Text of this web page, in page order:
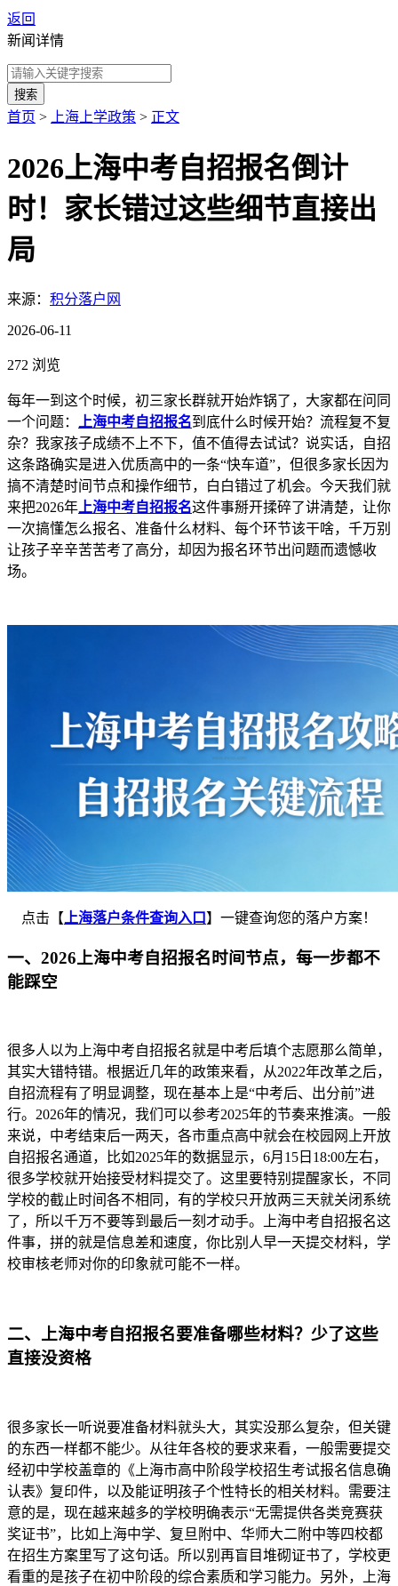
返回
新闻详情
搜索
首页 > 上海上学政策 > 正文
2026上海中考自招报名倒计
时！家长错过这些细节直接出
局
来源： 积分落户网
2026-06-11
272 浏览
每年一到这个时候，初三家长群就开始炸锅了，大家都在问同
一个问题：
上海中考自招报名到底什么时候开始？流程复不复
杂？我家孩子成绩不上不下，值不值得去试试？说实话，自招
这条路确实是进入优质高中的一条“快车道”，但很多家长因为
搞不清楚时间节点和操作细节，白白错过了机会。今天我们就
来把2026年 上海中考自招报名这件事掰开揉碎了讲清楚，让你
一次搞懂怎么报名、准备什么材料、每个环节该干啥，千万别
让孩子辛辛苦苦考了高分，却因为报名环节出问题而遗憾收
场。
点击【 上海落户条件查询入口 】一键查询您的落户方案！
一、2026上海中考自招报名时间节点，每一步都不
能踩空
很多人以为上海中考自招报名就是中考后填个志愿那么简单，
其实大错特错。根据近几年的政策来看，从2022年改革之后，
自招流程有了明显调整，现在基本上是“中考后、出分前”进
行。2026年的情况，我们可以参考2025年的节奏来推演。一般
来说，中考结束后一两天，各市重点高中就会在校园网上开放
自招报名通道，比如2025年的数据显示，6月15日18:00左右，
很多学校就开始接受材料提交了。这里要特别提醒家长，不同
学校的截止时间各不相同，有的学校只开放两三天就关闭系统
了，所以千万不要等到最后一刻才动手。上海中考自招报名这
件事，拼的就是信息差和速度，你比别人早一天提交材料，学
校审核老师对你的印象就可能不一样。
二、上海中考自招报名要准备哪些材料？少了这些
直接没资格
很多家长一听说要准备材料就头大，其实没那么复杂，但关键
的东西一样都不能少。从往年各校的要求来看，一般需要提交
经初中学校盖章的《上海市高中阶段学校招生考试报名信息确
认表》复印件，以及能证明孩子个性特长的相关材料。需要注
意的是，现在越来越多的学校明确表示“无需提供各类竞赛获
奖证书”，比如上海中学、复旦附中、华师大二附中等四校都
在招生方案里写了这句话。所以别再盲目堆砌证书了，学校更
看重的是孩子在初中阶段的综合素质和学习能力。另外，上海